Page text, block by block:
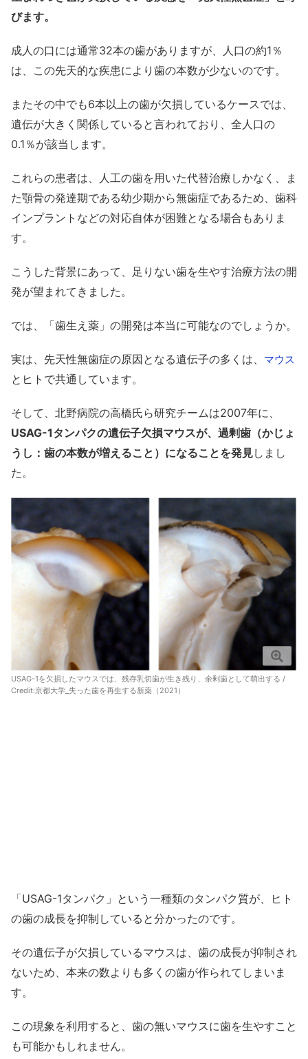
びます。
成人の口には通常32本の歯がありますが、人口の約1％
は、この先天的な疾患により歯の本数が少ないのです。
またその中でも6本以上の歯が欠損しているケースでは、
遺伝が大きく関係していると言われており、全人口の
0.1％が該当します。
これらの患者は、人工の歯を用いた代替治療しかなく、ま
た顎骨の発達期である幼少期から無歯症であるため、歯科
インプラントなどの対応自体が困難となる場合もありま
す。
こうした背景にあって、足りない歯を生やす治療方法の開
発が望まれてきました。
では、「歯生え薬」の開発は本当に可能なのでしょうか。
実は、先天性無歯症の原因となる遺伝子の多くは、 マウス
とヒトで共通しています。
そして、北野病院の高橋氏ら研究チームは2007年に、
USAG-1タンパクの遺伝子欠損マウスが、過剰歯（かじょ
うし：歯の本数が増えること）になることを発見しまし
た。
USAG-1を欠損したマウスでは、残存乳切歯が生き残り、余剰歯として萌出する /
Credit:京都大学_失った歯を再生する新薬（2021）
「USAG-1タンパク」という一種類のタンパク質が、ヒト
の歯の成長を抑制していると分かったのです。
その遺伝子が欠損しているマウスは、歯の成長が抑制され
ないため、本来の数よりも多くの歯が作られてしまいま
す。
この現象を利用すると、歯の無いマウスに歯を生やすこと
も可能かもしれません。